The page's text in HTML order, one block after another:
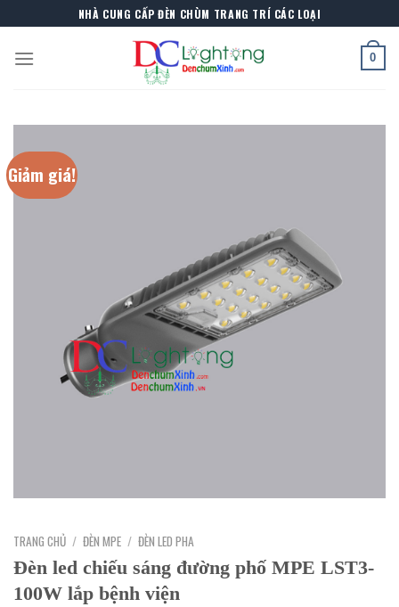
to
content
NHÀ CUNG CẤP ĐÈN CHÙM TRANG TRÍ CÁC LOẠI
0
Giảm giá!
TRANG CHỦ / ĐÈN MPE / ĐÈN LED PHA
Đèn led chiếu sáng đường phố MPE LST3-
100W lắp bệnh viện